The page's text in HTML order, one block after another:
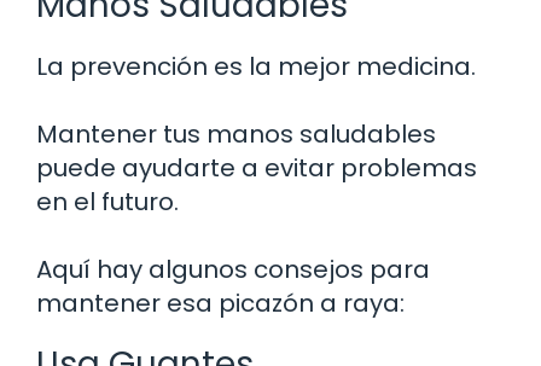
La prevención es la mejor medicina.
Mantener tus manos saludables
puede ayudarte a evitar problemas
en el futuro.
Aquí hay algunos consejos para
mantener esa picazón a raya: